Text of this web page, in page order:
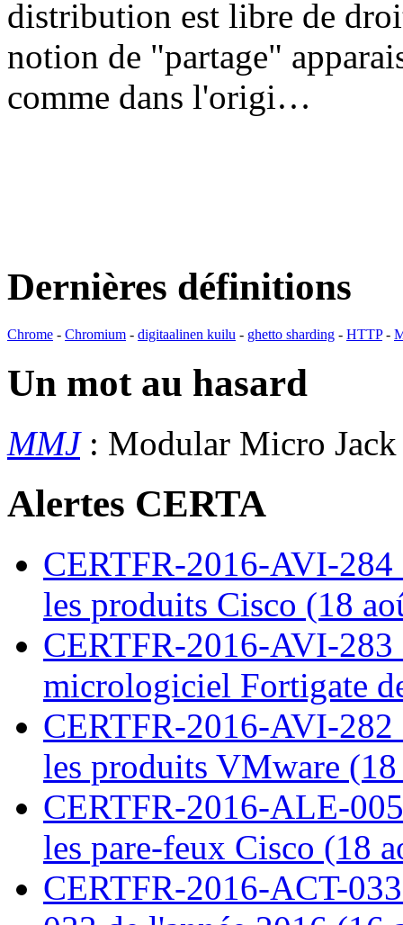
distribution est libre de
notion de "partage"
comme dans l'origi…
Dernières définitions
Chrome - Chromium - digitaalinen kuilu - ghetto sharding - HTTP-
Un mot au hasard
MMJ: Modular Micro
Alertes CERTA
CERTFR-2016-AVI-
les produits Cisco (18
CERTFR-2016-AVI-
micrologiciel Fortigate
CERTFR-2016-AVI-
les produits VMware
CERTFR-2016-ALE-
les pare-feux Cisco (18
CERTFR-2016-ACT-